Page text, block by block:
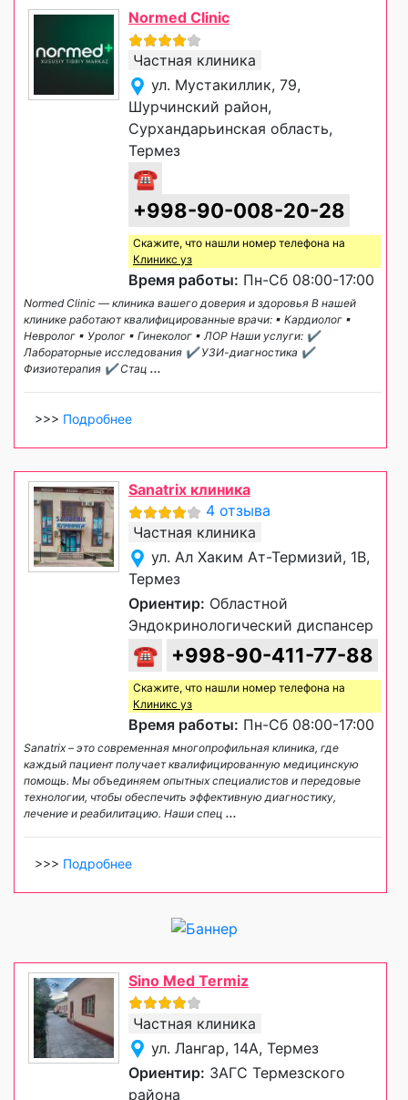
Normed Clinic
Частная клиника
ул. Мустакиллик, 79,
Шурчинский район,
Сурхандарьинская область,
Термез
☎
+998-90-008-20-28
Скажите, что нашли номер телефона на
Клиникс уз
Время работы: Пн-Сб 08:00-17:00
Normed Clinic — клиника вашего доверия и здоровья В нашей
клинике работают квалифицированные врачи: ▪ Кардиолог ▪
Невролог ▪ Уролог ▪ Гинеколог ▪ ЛОР Наши услуги: ✔
Лабораторные исследования ✔ УЗИ-диагностика ✔
Физиотерапия ✔ Стац ...
>>> Подробнее
Sanatrix клиника
4 отзыва
Частная клиника
ул. Ал Хаким Ат-Термизий, 1B,
Термез
Ориентир: Областной
Эндокринологический диспансер
☎ +998-90-411-77-88
Скажите, что нашли номер телефона на
Клиникс уз
Время работы: Пн-Сб 08:00-17:00
Sanatrix – это современная многопрофильная клиника, где
каждый пациент получает квалифицированную медицинскую
помощь. Мы объединяем опытных специалистов и передовые
технологии, чтобы обеспечить эффективную диагностику,
лечение и реабилитацию. Наши спец ...
>>> Подробнее
Sino Med Termiz
Частная клиника
ул. Лангар, 14А, Термез
Ориентир: ЗАГС Термезского
района